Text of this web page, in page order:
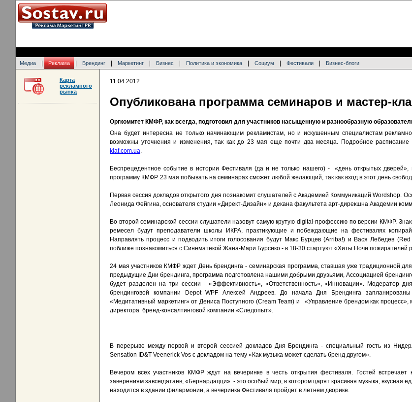
Медиа Реклама Брендинг Маркетинг Бизнес Политика и экономика Социум Фестивали Бизнес-блоги
11.04.2012
Опубликована программа семинаров и мастер-
Оргкомитет КМФР, как всегда, подготовил для участников насыщенную и разнообразную
Она будет интересна не только начинающим рекламистам, но и искушенным специалистам
возможны уточнения и изменения, так как до 23 мая еще почти два месяца. Подробное
kiaf.com.ua.
Беспрецедентное событие в истории Фестиваля (да и не только нашего) - «день открытых дверей»,
программу КМФР. 23 мая побывать на семинарах сможет любой желающий, так как вход в этот день
Первая сессия докладов открытого дня познакомит слушателей с Академией Коммуникаций Wordshop.
Леонида Фейгина, основателя студии «Директ-Дизайн» и декана факультета арт-дирекшна Академии
Во второй семинарской сессии слушатели назовут самую крутую digital-профессию по версии КМФР.
ремесел будут преподаватели школы ИКРА, практикующие и побеждающие на фестивалях
Направлять процесс и подводить итоги голосования будут Макс Бурцев (Arriba!) и Вася Лебедев
поближе познакомиться с Синематекой Жана-Мари Бурсико - в 18-30 стартуют «Хиты Ночи пожирателей
24 мая участников КМФР ждет День брендинга - семинарская программа, ставшая уже традиционной для
предыдущие Дни брендинга, программа подготовлена нашими добрыми друзьями, Ассоциацией
будет разделен на три сессии - «Эффективность», «Ответственность», «Инновации». Модератор
брендинговой компании Depot WPF Алексей Андреев. До начала Дня Брендинга
«Медитативный маркетинг» от Дениса Поступного (Cream Team) и «Управление брендом как процесс»,
директора бренд-консалтинговой компании «Следопыт».
В перерыве между первой и второй сессией докладов Дня Брендинга - специальный гость из
Sensation ID&T Veenerick Vos с докладом на тему «Как музыка может сделать бренд другом».
Вечером всех участников КМФР ждут на вечеринке в честь открытия фестиваля. Гостей встречает
заверениям завсегдатаев, «Бернардацци» - это особый мир, в котором царят красивая музыка, вкусная
находится в здании филармонии, а вечеринка Фестиваля пройдет в летнем дворике.
Карта
рекламного
рынка